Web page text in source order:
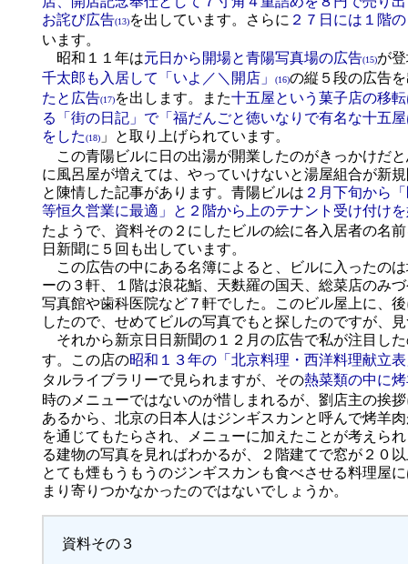
お詫び広告(13)を出しています。さらに ２７日には１階
います。
昭和１１年は元日から開場と青陽写真場の広告(15)が
千太郎も入居して「いよ／＼開店」
(16)の縦５段の広告
たと広告(17)を出します。また十五屋という菓子店の移
る「街の日記」で「福だんごと徳いなりで有名な十五
をした(18) 」と取り上げられています。
この青陽ビルに日の出湯が開業したのがきっかけだ
に風呂屋が増えては、やっていけないと湯屋組合が新
と陳情した記事があります。青陽ビルは ２月下旬から
等恒久営業に最適」と２階から上のテナント受け付け
たようで、資料その２にしたビルの絵に各入居者の名
日新聞に５回も出しています。
この広告の中にある名簿によると、ビルに入ったの
ーの３軒、１階は浪花鮨、天麩羅の国天、総菜店のみ
写真館や歯科医院など７軒でした。このビル屋上に、
したので、せめてビルの写真でもと探したのですが、
それから新京日日新聞の１２月の広告で私が注目し
す。この店の昭和１３年の「北京料理・西洋料理献立
タルライブラリーで見られますが、その熱菜類の中に
時のメニューではないのが惜しまれるが、劉店主の挨
あるから、北京の日本人はジンギスカンと呼んで烤羊
を通じてもたらされ、メニューに加えたことが考えら
る建物の写真を見ればわかるが、２階建てで窓が２０
とても煙もうもうのジンギスカンも食べさせる料理屋
まり寄りつかなかったのではないでしょうか。
資料その３